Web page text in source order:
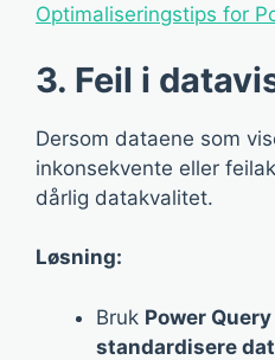
Optimaliseringstips for
3. Feil i
Dersom dataene som
inkonsekvente eller
dårlig datakvalitet.
Løsning:
Bruk Power
standardisere